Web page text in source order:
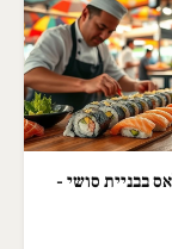
בבניית סושי -